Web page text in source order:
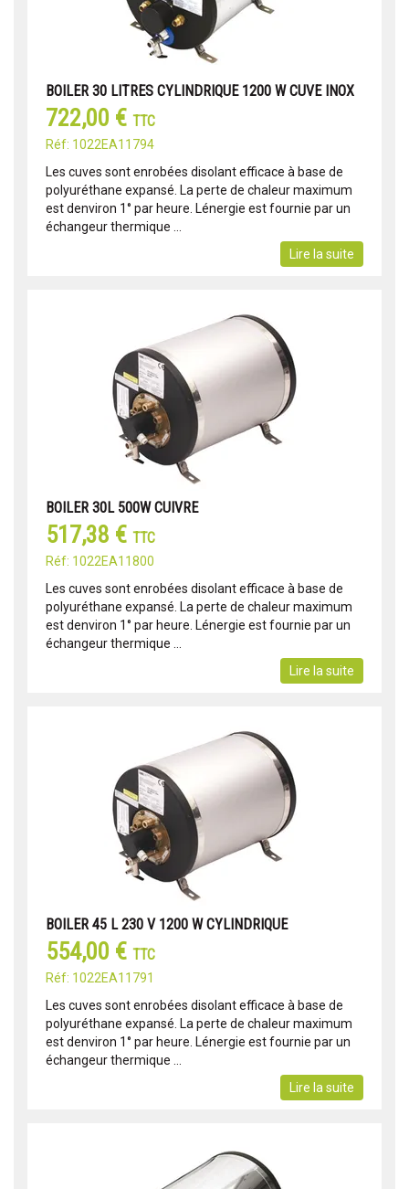
BOILER 30 LITRES CYLINDRIQUE 1200 W CUVE INOX
722,00 € TTC
Réf: 1022EA11794
Les cuves sont enrobées disolant efficace à base de
polyuréthane expansé. La perte de chaleur maximum
est denviron 1° par heure. Lénergie est fournie par un
échangeur thermique ...
Lire la suite
BOILER 30L 500W CUIVRE
517,38 € TTC
Réf: 1022EA11800
Les cuves sont enrobées disolant efficace à base de
polyuréthane expansé. La perte de chaleur maximum
est denviron 1° par heure. Lénergie est fournie par un
échangeur thermique ...
Lire la suite
BOILER 45 L 230 V 1200 W CYLINDRIQUE
554,00 € TTC
Réf: 1022EA11791
Les cuves sont enrobées disolant efficace à base de
polyuréthane expansé. La perte de chaleur maximum
est denviron 1° par heure. Lénergie est fournie par un
échangeur thermique ...
Lire la suite